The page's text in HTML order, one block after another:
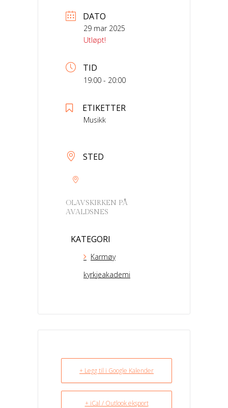
DATO
29 mar 2025
Utløpt!
TID
19:00 - 20:00
ETIKETTER
Musikk
STED
OLAVSKIRKEN PÅ
AVALDSNES
KATEGORI
Karmøy
kyrkjeakademi
+ Legg til i Google Kalender
+ iCal / Outlook eksport